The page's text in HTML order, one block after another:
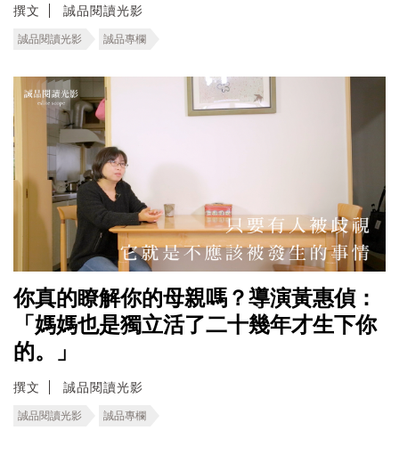
撰文 誠品閱讀光影
誠品閱讀光影 誠品專欄
你真的瞭解你的母親嗎？導演黃惠偵：
「媽媽也是獨立活了二十幾年才生下你
的。」
撰文 誠品閱讀光影
誠品閱讀光影 誠品專欄